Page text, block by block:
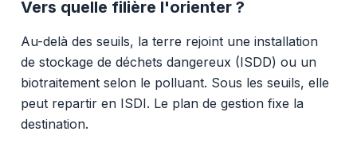
Vers quelle filière l'orienter ?
Au-delà des seuils, la terre rejoint une installation
de stockage de déchets dangereux (ISDD) ou un
biotraitement selon le polluant. Sous les seuils, elle
peut repartir en ISDI. Le plan de gestion fixe la
destination.